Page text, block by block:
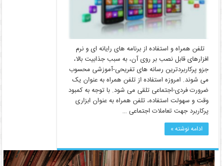
تلفن همراه و استفاده از برنامه ­های رایانه ­ای و نرم
افزارهای قابل نصب بر روی آن، به سبب جذابیت بالا،
جزو پرکاربردترین رسانه­ های تفریحی-آموزشی محسوب
می­ شوند. امروزه استفاده از تلفن همراه به عنوان یک
ضرورت فردی-اجتماعی تلقی می­ شود. با توجه به کمبود
وقت و سهولت استفاده، تلفن همراه به عنوان ابزاری
پرکاربرد جهت تعاملات اجتماعی …
ادامه نوشته »